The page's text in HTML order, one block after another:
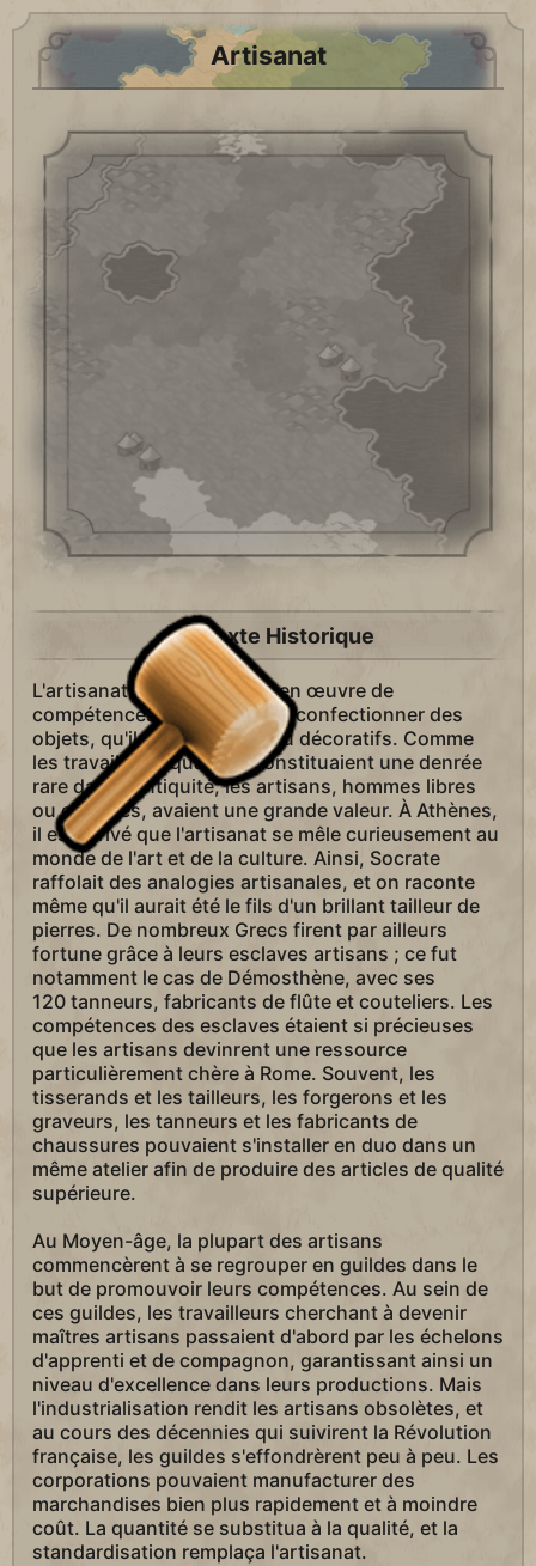
Artisanat
Contexte Historique
L'artisanat désigne la mise en œuvre de
compétences dans le but de confectionner des
objets, qu'ils soient utiles ou décoratifs. Comme
les travailleurs qualifiés constituaient une denrée
rare dans l'Antiquité, les artisans, hommes libres
ou esclaves, avaient une grande valeur. À Athènes,
il est arrivé que l'artisanat se mêle curieusement au
monde de l'art et de la culture. Ainsi, Socrate
raffolait des analogies artisanales, et on raconte
même qu'il aurait été le fils d'un brillant tailleur de
pierres. De nombreux Grecs firent par ailleurs
fortune grâce à leurs esclaves artisans ; ce fut
notamment le cas de Démosthène, avec ses
120 tanneurs, fabricants de flûte et couteliers. Les
compétences des esclaves étaient si précieuses
que les artisans devinrent une ressource
particulièrement chère à Rome. Souvent, les
tisserands et les tailleurs, les forgerons et les
graveurs, les tanneurs et les fabricants de
chaussures pouvaient s'installer en duo dans un
même atelier afin de produire des articles de qualité
supérieure.
Au Moyen-âge, la plupart des artisans
commencèrent à se regrouper en guildes dans le
but de promouvoir leurs compétences. Au sein de
ces guildes, les travailleurs cherchant à devenir
maîtres artisans passaient d'abord par les échelons
d'apprenti et de compagnon, garantissant ainsi un
niveau d'excellence dans leurs productions. Mais
l'industrialisation rendit les artisans obsolètes, et
au cours des décennies qui suivirent la Révolution
française, les guildes s'effondrèrent peu à peu. Les
corporations pouvaient manufacturer des
marchandises bien plus rapidement et à moindre
coût. La quantité se substitua à la qualité, et la
standardisation remplaça l'artisanat.